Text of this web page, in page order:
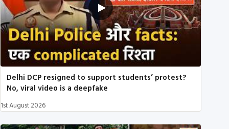
Delhi DCP resigned to support students’ protest?
No, viral video is a deepfake
1st August 2026